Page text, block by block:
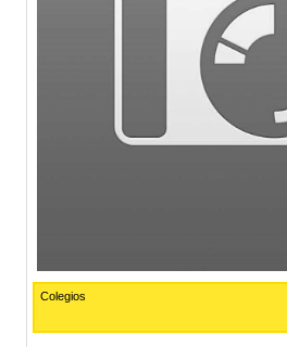
Colegios